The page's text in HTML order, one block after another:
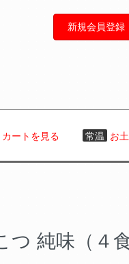
新規会員登録
カートを見る 常温 お
つ 純味（４